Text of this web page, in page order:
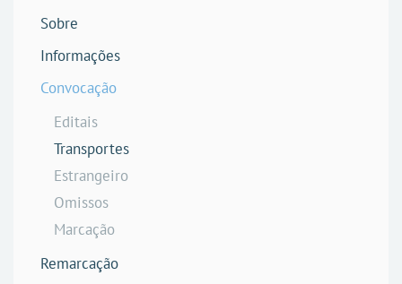
Sobre
Informações
Convocação
Editais
Transportes
Estrangeiro
Omissos
Marcação
Remarcação